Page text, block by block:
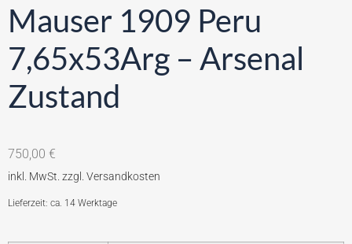
Mauser 1909 Peru
7,65x53Arg – Arsenal
Zustand
750,00 €
Lieferzeit: ca. 14 Werktage